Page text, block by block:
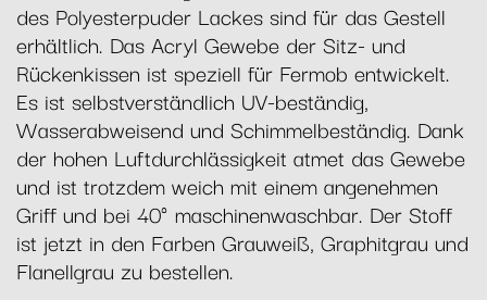
des Polyesterpuder Lackes sind für das Gestell
erhältlich. Das Acryl Gewebe der Sitz- und
Rückenkissen ist speziell für Fermob entwickelt.
Es ist selbstverständlich UV-beständig,
Wasserabweisend und Schimmelbeständig. Dank
der hohen Luftdurchlässigkeit atmet das Gewebe
und ist trotzdem weich mit einem angenehmen
Griff und bei 40° maschinenwaschbar. Der Stoff
ist jetzt in den Farben Grauweiß, Graphitgrau und
Flanellgrau zu bestellen.